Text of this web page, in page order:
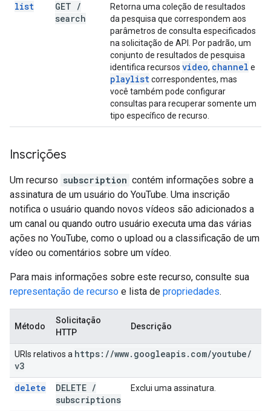
list
GET /
search
Retorna uma coleção de resultados
da pesquisa que correspondem aos
parâmetros de consulta especificados
na solicitação de API. Por padrão, um
conjunto de resultados de pesquisa
identifica recursos video, channel e
playlistcorrespondentes, mas
você também pode configurar
consultas para recuperar somente um
tipo específico de recurso.
Inscrições
Um recurso subscription contém informações sobre a
assinatura de um usuário do YouTube. Uma inscrição
notifica o usuário quando novos vídeos são adicionados a
um canal ou quando outro usuário executa uma das várias
ações no YouTube, como o upload ou a classificação de um
vídeo ou comentários sobre um vídeo.
Para mais informações sobre este recurso, consulte sua
representação de recurso e lista de propriedades.
Método
Solicitação
HTTP
Descrição
URIs relativos a https: //www. googleapis. com/youtube/
v3
delete
DELETE /
subscriptions
Exclui uma assinatura.